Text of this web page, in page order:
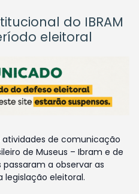
do IBRAM
eleitoral
atividades de comunicação
de Museus – Ibram e de
a observar as
legislação eleitoral.